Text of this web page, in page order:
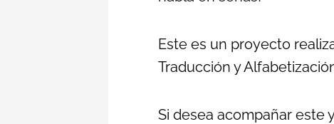
Este es un proyecto
Traducción y
Si desea acompañar este